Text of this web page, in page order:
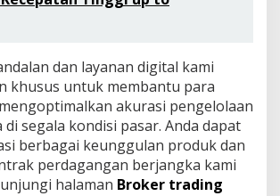
dan layanan digital kami
khusus untuk membantu para
akurasi pengelolaan
di segala kondisi pasar. Anda dapat
berbagai keunggulan produk dan
perdagangan berjangka kami
halaman Broker trading